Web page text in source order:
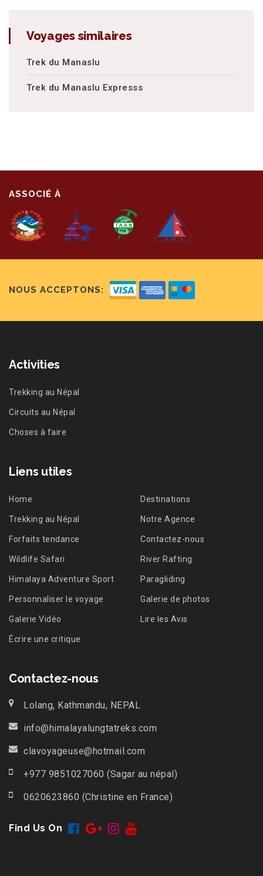
Voyages similaires
Trek du Manaslu
Trek du Manaslu Expresss
ASSOCIÉ À
NOUS ACCEPTONS:
Activities
Trekking au Népal
Circuits au Népal
Choses à faire
Liens utiles
Home Destinations
Trekking au Népal Notre Agence
Forfaits tendance Contactez-nous
Wildlife Safari River Rafting
Himalaya Adventure Sport Paragliding
Personnaliser le voyage Galerie de photos
Galerie Vidéo Lire les Avis
Écrire une critique
Contactez-nous
Lolang, Kathmandu, NEPAL
info@himalayalungtatreks.com
clavoyageuse@hotmail.com
+977 9851027060 (Sagar au népal)
0620623860 (Christine en France)
Find Us On